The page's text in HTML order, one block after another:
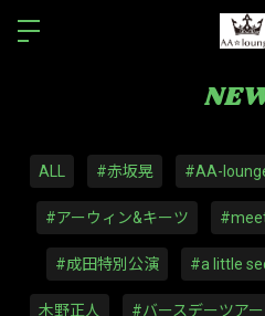
ALL #赤坂晃 #AA-
#アーウィン&キーツ
#成田特別公演 #a little
木野正人 #バースデーツアー